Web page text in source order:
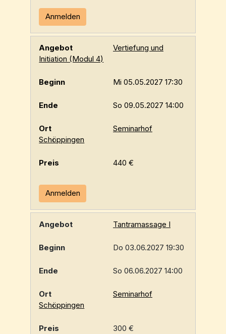
Anmelden
Vertiefung und
Initiation (Modul 4)
Mi 05.05.2027 17:30
So 09.05.2027 14:00
Seminarhof
Schöppingen
440 €
Anmelden
Tantramassage I
Do 03.06.2027 19:30
So 06.06.2027 14:00
Seminarhof
Schöppingen
300 €